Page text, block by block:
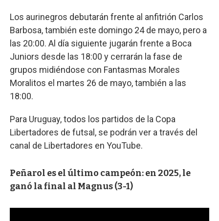
Los aurinegros debutarán frente al anfitrión Carlos
Barbosa, también este domingo 24 de mayo, pero a
las 20:00. Al día siguiente jugarán frente a Boca
Juniors desde las 18:00 y cerrarán la fase de
grupos midiéndose con Fantasmas Morales
Moralitos el martes 26 de mayo, también a las
18:00.
Para Uruguay, todos los partidos de la Copa
Libertadores de futsal, se podrán ver a través del
canal de Libertadores en YouTube.
Peñarol es el último campeón: en 2025, le
ganó la final al Magnus (3-1)